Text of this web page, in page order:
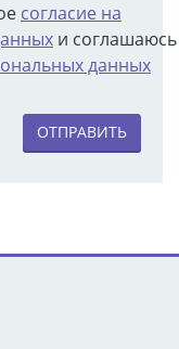
согласие на
и соглашаюсь
данных
ОТПРАВИТЬ